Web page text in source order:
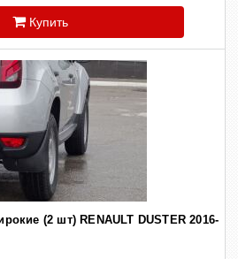
Купить
(2 шт) RENAULT DUSTER 2016-